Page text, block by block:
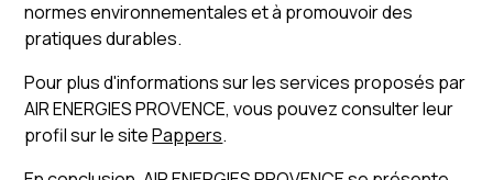
normes environnementales et à promouvoir des
pratiques durables.
Pour plus d'informations sur les services proposés par
AIR ENERGIES PROVENCE, vous pouvez consulter leur
profil sur le sitePappers.